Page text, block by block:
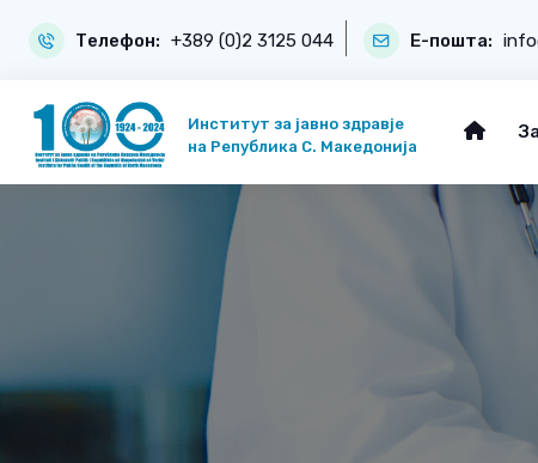
Телефон: +389 (0)2 3125 044 Е-пошта:
Институт за јавно здравје
на Република С. Македонија